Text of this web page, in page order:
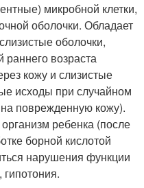
микробной клетки,
оболочки. Обладает
оболочки,
раннего возраста
кожу и слизистые
исходы при случайном
поврежденную кожу).
ребенка (после
борной кислотой
нарушения функции
гипотония.